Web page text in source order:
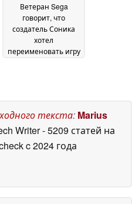
Ветеран Sega
говорит, что
создатель Соника
хотел
переименовать игру
текста: Marius
Writer- 5209 статей на
c 2024 года